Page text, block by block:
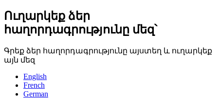
Ուղարկեք ձեր
հաղորդագրությունը մեզ՝
Գրեք ձեր հաղորդագրությունը այստեղ և ուղարկեք
այն մեզ
English
French
German